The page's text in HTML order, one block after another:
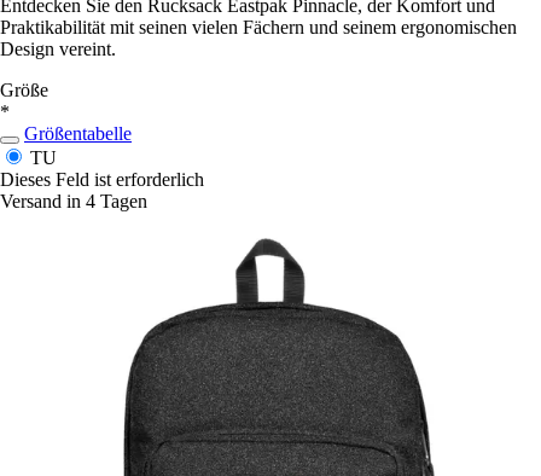
Entdecken Sie den Rucksack Eastpak Pinnacle, der Komfort und
Praktikabilität mit seinen vielen Fächern und seinem ergonomischen
Design vereint.
Größe
*
Größentabelle
TU
Dieses Feld ist erforderlich
Versand in 4 Tagen